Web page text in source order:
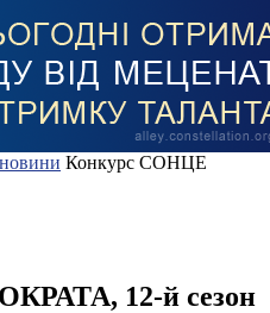
Конкурс СОНЦЕ
12-й сезон